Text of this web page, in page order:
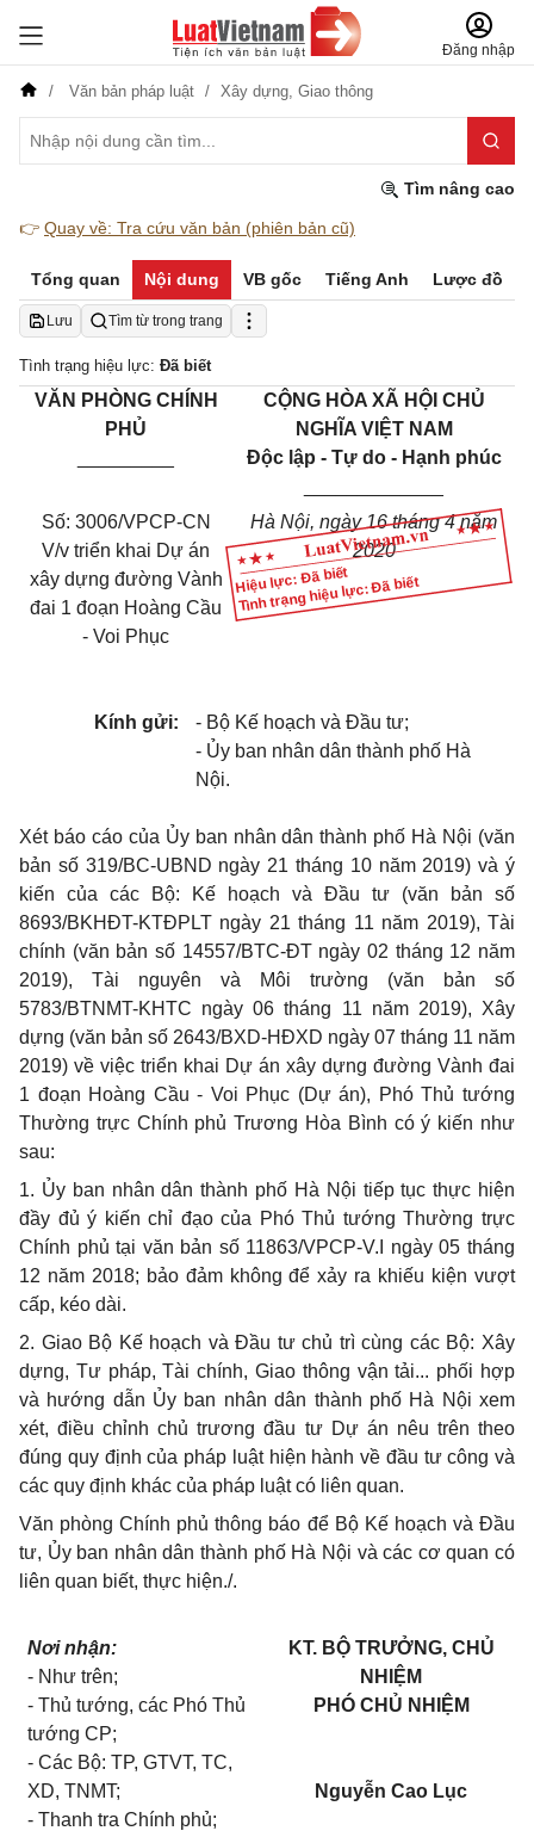
Đăng nhập
Văn bản pháp luật Xây dựng, Giao thông
Tìm nâng cao
👉 Quay về: Tra cứu văn bản (phiên bản cũ)
Tổng quan Nội dung VB gốc Tiếng Anh Lược đồ
Lưu Tìm từ trong trang
Tình trạng hiệu lực: Đã biết
Hiệu lực: Đã biết
Tình trạng hiệu lực: Đã biết
VĂN PHÒNG CHÍNH
PHỦ
CỘNG HÒA XÃ HỘI CHỦ
NGHĨA VIỆT NAM
Độc lập - Tự do - Hạnh phúc
Số: 3006/VPCP-CN
V/v triển khai Dự án
xây dựng đường Vành
đai 1 đoạn Hoàng Cầu
- Voi Phục
Hà Nội, ngày16tháng4năm
2020
Kính gửi: - Bộ Kế hoạch và Đầu tư;
- Ủy ban nhân dân thành phố Hà
Nội.
Xét báo cáo của Ủy ban nhân dân thành phố Hà Nội (văn
bản số 319/BC-UBND ngày 21 tháng 10 năm 2019) và ý
kiến của các Bộ: Kế hoạch và Đầu tư (văn bản số
8693/BKHĐT-KTĐPLT ngày 21 tháng 11 năm 2019), Tài
chính (văn bản số 14557/BTC-ĐT ngày 02 tháng 12 năm
2019), Tài nguyên và Môi trường (văn bản số
5783/BTNMT-KHTC ngày 06 tháng 11 năm 2019), Xây
dựng (văn bản số 2643/BXD-HĐXD ngày 07 tháng 11 năm
2019) về việc triển khai Dự án xây dựng đường Vành đai
1 đoạn Hoàng Cầu - Voi Phục (Dự án), Phó Thủ tướng
Thường trực Chính phủ Trương Hòa Bình có ý kiến như
sau:
1. Ủy ban nhân dân thành phố Hà Nội tiếp tục thực hiện
đầy đủ ý kiến chỉ đạo của Phó Thủ tướng Thường trực
Chính phủ tại văn bản số 11863/VPCP-V.I ngày 05 tháng
12 năm 2018; bảo đảm không để xảy ra khiếu kiện vượt
cấp, kéo dài.
2. Giao Bộ Kế hoạch và Đầu tư chủ trì cùng các Bộ: Xây
dựng, Tư pháp, Tài chính, Giao thông vận tải... phối hợp
và hướng dẫn Ủy ban nhân dân thành phốHà Nội xem
xét, điều chỉnh chủ trương đầu tư Dự án nêu trên theo
đúng quy định của pháp luật hiện hành về đầu tư công và
các quy định khác của pháp luật có liên quan.
Văn phòng Chính phủ thông báo để Bộ Kếhoạch và Đầu
tư, Ủy ban nhân dân thành phố Hà Nội và các cơ quan có
liên quan biết, thực hiện./.
Nơi nhận:
- Như trên;
-Thủ tướng, các Phó Thủ
tướng CP;
-Các Bộ: TP, GTVT, TC,
XD, TNMT;
-Thanh tra Chính phủ;
KT. BỘ TRƯỞNG, CHỦ
NHIỆM
PHÓ CHỦ NHIỆM
Nguyễn Cao Lục